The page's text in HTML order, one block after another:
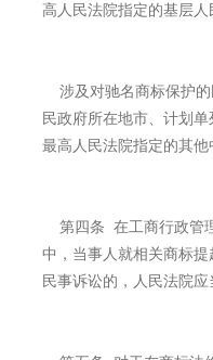
高人民法院指定的基层人
涉及对驰名商标保护的
民政府所在地市、计划
最高人民法院指定的其他
第四条 在工商行政管
中，当事人就相关商标
民事诉讼的，人民法院应